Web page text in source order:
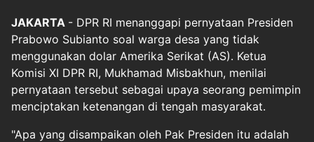
JAKARTA - DPR RI menanggapi pernyataan Presiden
Prabowo Subianto soal warga desa yang tidak
menggunakan dolar Amerika Serikat (AS). Ketua
Komisi XI DPR RI, Mukhamad Misbakhun, menilai
pernyataan tersebut sebagai upaya seorang pemimpin
menciptakan ketenangan di tengah masyarakat.
"Apa yang disampaikan oleh Pak Presiden itu adalah